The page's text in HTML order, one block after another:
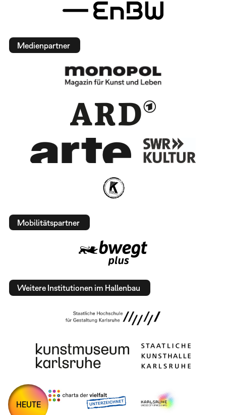
Medienpartner
Mobilitätspartner
Weitere Institutionen im Hallenbau
HEUTE